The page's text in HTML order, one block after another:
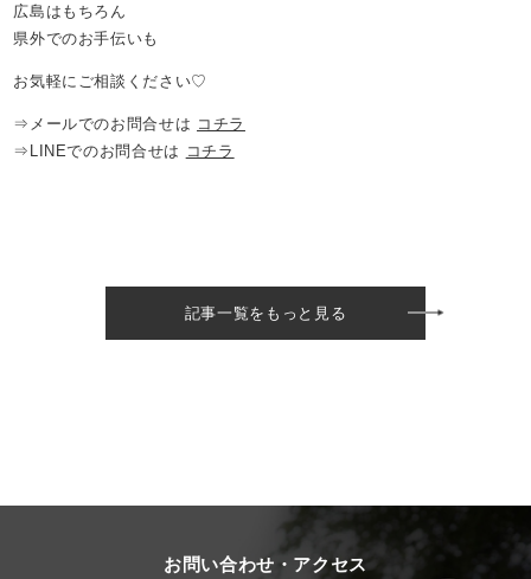
広島はもちろん
県外でのお手伝いも
お気軽にご相談ください♡
⇒メールでのお問合せは コチラ
⇒LINEでのお問合せは コチラ
記事一覧をもっと見る
お問い合わせ・アクセス